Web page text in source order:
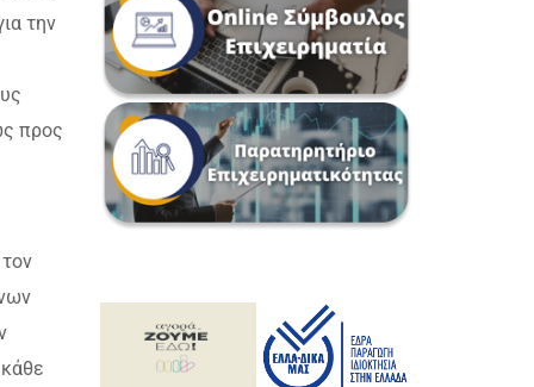
την
προς